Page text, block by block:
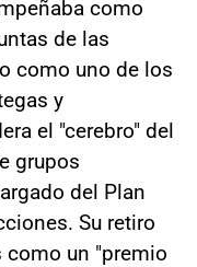
como
de las
como uno de los
y
el "cerebro" del
grupos
del Plan
Su retiro
un "premio